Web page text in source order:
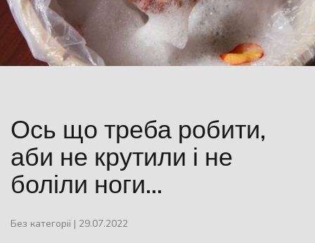
Ось що треба робити,
аби не крутили і не
боліли ноги…
Без категорії | 29.07.2022